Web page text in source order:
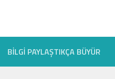
BILGI PAYLAŞTIKÇA BÜYÜR